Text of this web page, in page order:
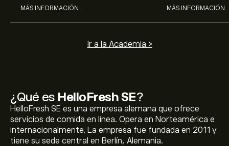
¿Qué es HelloFresh SE?
HelloFresh SE es una empresa alemana que ofrece
servicios de comida en línea. Opera en Norteamérica e
internacionalmente. La empresa fue fundada en 2011 y
tiene su sede central en Berlín, Alemania.
MÁS INFORMACIÓN MÁS INFORMACIÓN
Ir a la Academia >